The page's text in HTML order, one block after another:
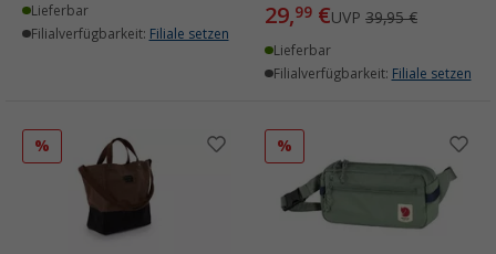
Lieferbar
Filialverfügbarkeit: Filiale setzen
29,99 €UVP 39,95 €
Lieferbar
Filialverfügbarkeit: Filiale setzen
% %